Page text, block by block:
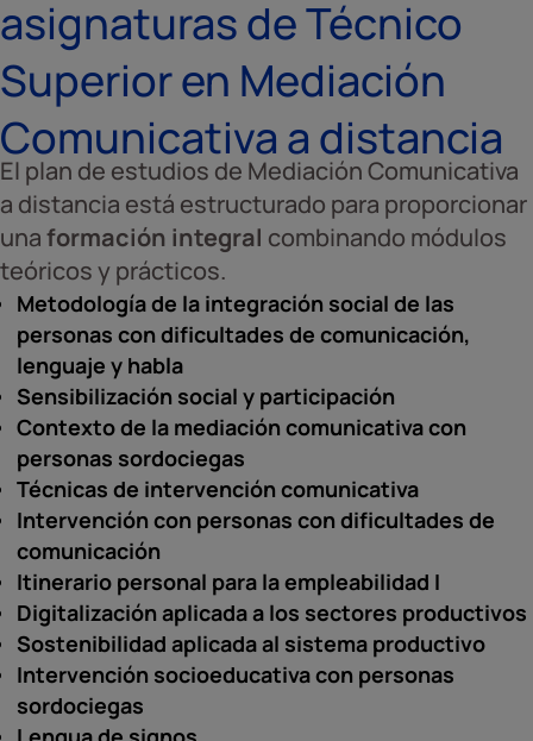
asignaturas de Técnico
Superior en Mediación
Comunicativa a distancia
El plan de estudios de Mediación Comunicativa
a distancia está estructurado para proporcionar
unaformación integral combinando módulos
teóricos y prácticos.
Metodología de la integración social de las
personas con dificultades de comunicación,
lenguaje y habla
Sensibilización social y participación
Contexto de la mediación comunicativa con
personas sordociegas
Técnicas de intervención comunicativa
Intervención con personas con dificultades de
comunicación
Itinerario personal para la empleabilidad I
Digitalización aplicada a los sectores productivos
Sostenibilidad aplicada al sistema productivo
Intervención socioeducativa con personas
sordociegas